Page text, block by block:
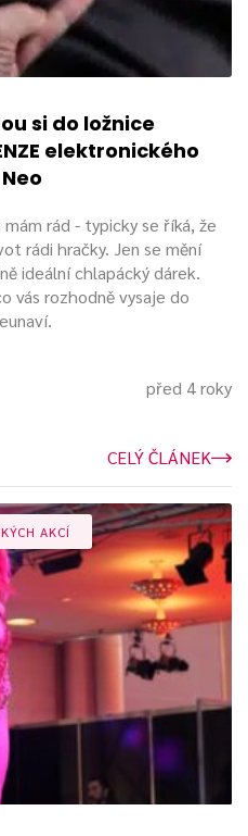
si do ložnice
elektronického
rád - typicky se říká, že
rádi hračky. Jen se mění
ideální chlapácký dárek.
vás rozhodně vysaje do
před 4 roky
CELÝ ČLÁNEK
AKCÍ